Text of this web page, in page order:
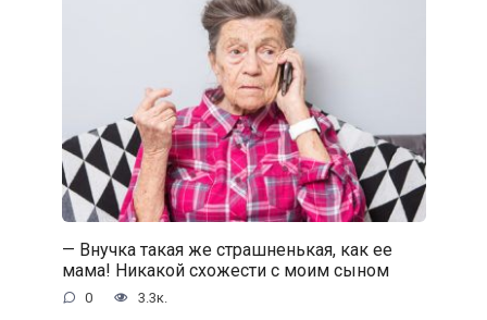
— Внучка такая же страшненькая, как ее
мама! Никакой схожести с моим сыном
0 3.3к.